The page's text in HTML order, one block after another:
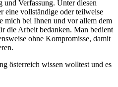
und Verfassung. Unter diesen
eine vollständige oder teilweise
mich bei Ihnen und vor allem dem
die Arbeit bedanken. Man bedient
ohne Kompromisse, damit